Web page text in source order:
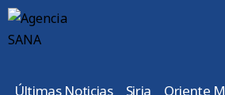
Últimas Noticias Siria Oriente